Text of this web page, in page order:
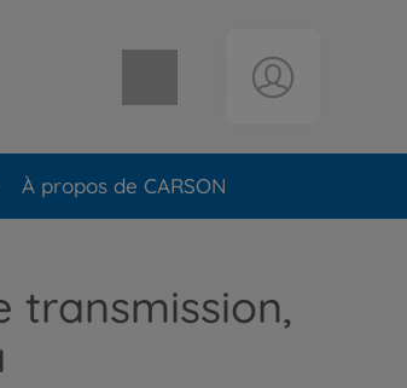
À propos de CARSON
transmission,